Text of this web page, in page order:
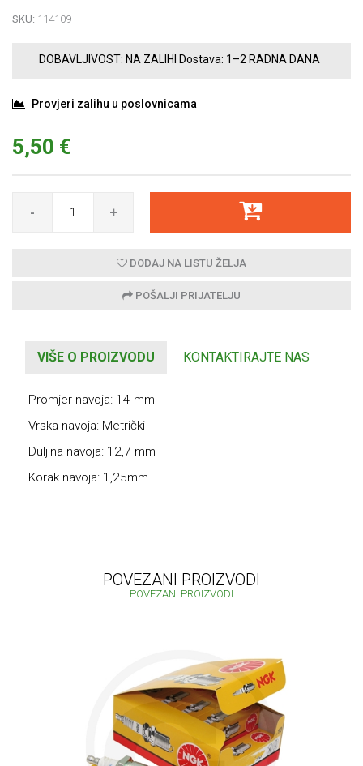
SKU: 114109
DOBAVLJIVOST: NA ZALIHI Dostava: 1–2 RADNA DANA
Provjeri zalihu u poslovnicama
5,50 €
- +
DODAJ NA LISTU ŽELJA
POŠALJI PRIJATELJU
VIŠE O PROIZVODU KONTAKTIRAJTE NAS
Promjer navoja: 14 mm
Vrska navoja: Metrički
Duljina navoja: 12,7 mm
Korak navoja: 1,25mm
POVEZANI PROIZVODI
POVEZANI PROIZVODI